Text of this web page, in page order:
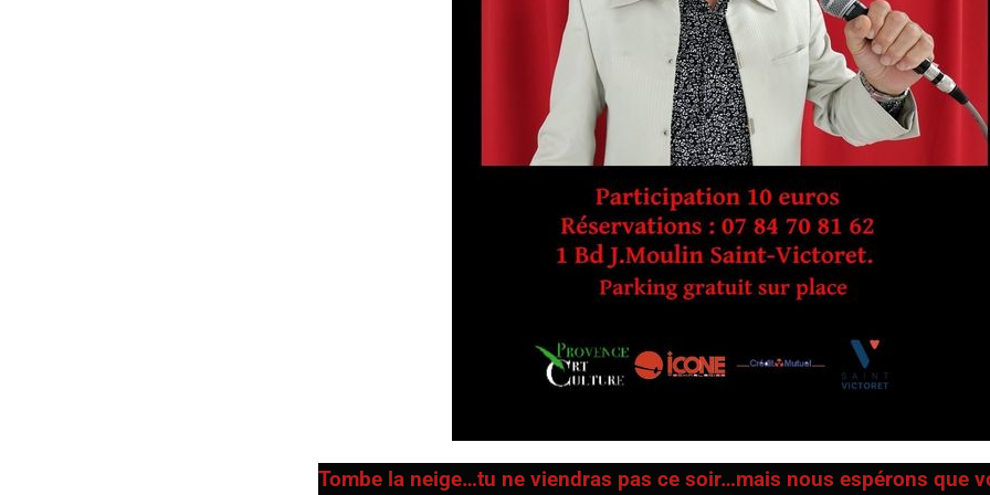
Tombe la neige…tu ne viendras pas ce soir…mais nous espérons que